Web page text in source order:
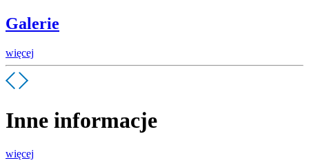
Galerie
więcej
Inne informacje
więcej